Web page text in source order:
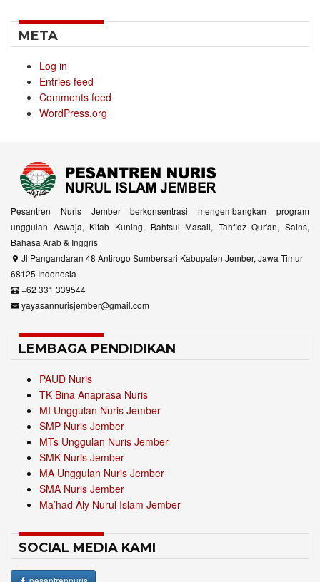
META
Log in
Entries feed
Comments feed
WordPress.org
Pesantren Nuris Jember berkonsentrasi mengembangkan program
unggulan Aswaja, Kitab Kuning, Bahtsul Masail, Tahfidz Qur'an, Sains,
Bahasa Arab & Inggris
Jl Pangandaran 48 Antirogo Sumbersari Kabupaten Jember, Jawa Timur
68125 Indonesia
+62 331 339544
yayasannurisjember@gmail.com
LEMBAGA PENDIDIKAN
PAUD Nuris
TK Bina Anaprasa Nuris
MI Unggulan Nuris Jember
SMP Nuris Jember
MTs Unggulan Nuris Jember
SMK Nuris Jember
MA Unggulan Nuris Jember
SMA Nuris Jember
Ma’had Aly Nurul Islam Jember
SOCIAL MEDIA KAMI